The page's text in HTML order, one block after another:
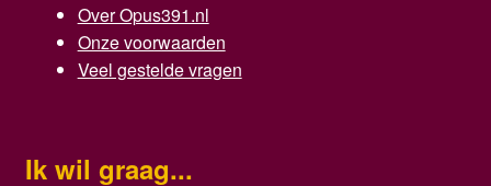
Over Opus391.nl
Onze voorwaarden
Veel gestelde vragen
Ik wil graag...